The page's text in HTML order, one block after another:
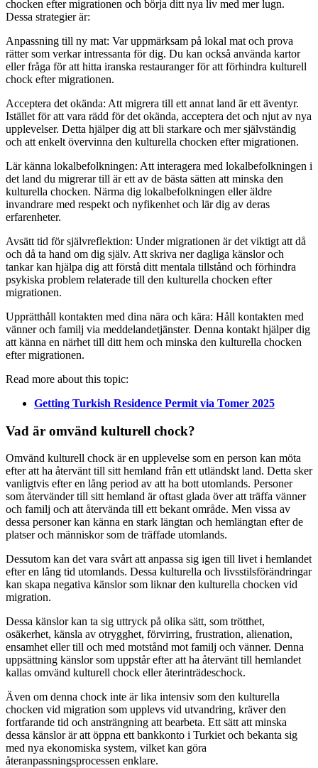
chocken efter migrationen och börja ditt nya liv med mer lugn.
Dessa strategier är:
Anpassning till ny mat: Var uppmärksam på lokal mat och prova
rätter som verkar intressanta för dig. Du kan också använda kartor
eller fråga för att hitta iranska restauranger för att förhindra kulturell
chock efter migrationen.
Acceptera det okända: Att migrera till ett annat land är ett äventyr.
Istället för att vara rädd för det okända, acceptera det och njut av nya
upplevelser. Detta hjälper dig att bli starkare och mer självständig
och att enkelt övervinna den kulturella chocken efter migrationen.
Lär känna lokalbefolkningen: Att interagera med lokalbefolkningen i
det land du migrerar till är ett av de bästa sätten att minska den
kulturella chocken. Närma dig lokalbefolkningen eller äldre
invandrare med respekt och nyfikenhet och lär dig av deras
erfarenheter.
Avsätt tid för självreflektion: Under migrationen är det viktigt att då
och då ta hand om dig själv. Att skriva ner dagliga känslor och
tankar kan hjälpa dig att förstå ditt mentala tillstånd och förhindra
psykiska problem relaterade till den kulturella chocken efter
migrationen.
Upprätthåll kontakten med dina nära och kära: Håll kontakten med
vänner och familj via meddelandetjänster. Denna kontakt hjälper dig
att känna en närhet till ditt hem och minska den kulturella chocken
efter migrationen.
Read more about this topic:
Getting Turkish Residence Permit via Tomer 2025
Vad är omvänd kulturell chock?
Omvänd kulturell chock är en upplevelse som en person kan möta
efter att ha återvänt till sitt hemland från ett utländskt land. Detta sker
vanligtvis efter en lång period av att ha bott utomlands. Personer
som återvänder till sitt hemland är oftast glada över att träffa vänner
och familj och att återvända till ett bekant område. Men vissa av
dessa personer kan känna en stark längtan och hemlängtan efter de
platser och människor som de träffade utomlands.
Dessutom kan det vara svårt att anpassa sig igen till livet i hemlandet
efter en lång tid utomlands. Dessa kulturella och livsstilsförändringar
kan skapa negativa känslor som liknar den kulturella chocken vid
migration.
Dessa känslor kan ta sig uttryck på olika sätt, som trötthet,
osäkerhet, känsla av otrygghet, förvirring, frustration, alienation,
ensamhet eller till och med motstånd mot familj och vänner. Denna
uppsättning känslor som uppstår efter att ha återvänt till hemlandet
kallas omvänd kulturell chock eller återinträdeschock.
Även om denna chock inte är lika intensiv som den kulturella
chocken vid migration som upplevs vid utvandring, kräver den
fortfarande tid och ansträngning att bearbeta. Ett sätt att minska
dessa känslor är att öppna ett bankkonto i Turkiet och bekanta sig
med nya ekonomiska system, vilket kan göra
återanpassningsprocessen enklare.